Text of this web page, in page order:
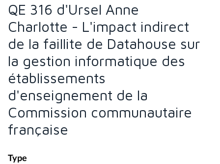
QE 316 d'Ursel Anne
Charlotte - L'impact indirect
de la faillite de Datahouse sur
la gestion informatique des
établissements
d'enseignement de la
Commission communautaire
française
Type